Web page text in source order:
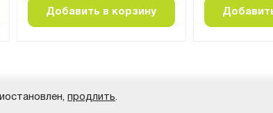
Добавить в корзину
продлить